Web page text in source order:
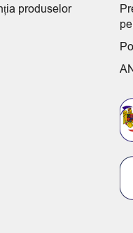
produselor